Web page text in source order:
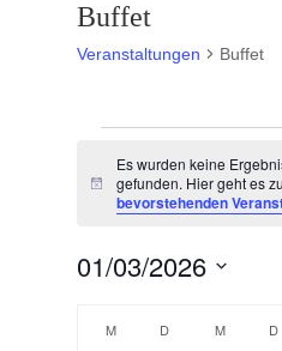
Buffet
Veranstaltungen Buffet
Hinweis
Es wurden keine
gefunden. Hier geht es
bevorstehenden
01/03/2026
wählen.
Kalender
MMONTAG
D DIENSTAG
M D